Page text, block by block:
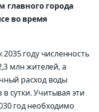
главного города
во время
году численность
млн жителей, а
расход воды
сутки. Учитывая эти
год необходимо